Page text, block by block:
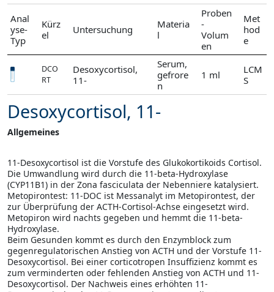
Anal
yse-
Typ
Kürz
el
Untersuchung
Materia
l
Proben
-
Volum
en
Met
hod
e
DCO
RT
Desoxycortisol,
11-
Serum,
gefrore
n
1 ml
LCM
S
Desoxycortisol, 11-
Allgemeines
11-Desoxycortisol ist die Vorstufe des Glukokortikoids Cortisol.
Die Umwandlung wird durch die 11-beta-Hydroxylase
(CYP11B1) in der Zona fasciculata der Nebenniere katalysiert.
Metopirontest: 11-DOC ist Messanalyt im Metopirontest, der
zur Überprüfung der ACTH-Cortisol-Achse eingesetzt wird.
Metopiron wird nachts gegeben und hemmt die 11-beta-
Hydroxylase.
Beim Gesunden kommt es durch den Enzymblock zum
gegenregulatorischen Anstieg von ACTH und der Vorstufe 11-
Desoxycortisol. Bei einer corticotropen Insuffizienz kommt es
zum verminderten oder fehlenden Anstieg von ACTH und 11-
Desoxycortisol. Der Nachweis eines erhöhten 11-